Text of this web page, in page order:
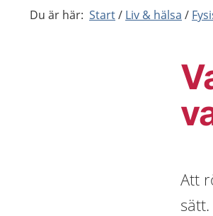
Du är här: Start Liv & hälsa
Att